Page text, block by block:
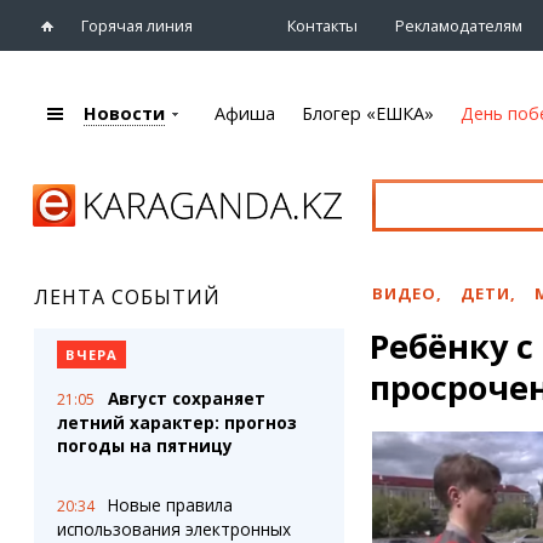
Горячая линия Контакты Рекламодателям
Караганды
eTV
Рассылка новостей
Персоны
Интервью
Афиша
Театры
Спорт
Выставки
Цирк и зоопарк
Лента блогера
Карты
Web-камеры
Новости Афиша Блогер «ЕШКА» День
ЛЕНТА СОБЫТИЙ
ВЧЕРА
21:05
Август сохраняет
летний характер: прогноз
погоды на пятницу
20:34
Новые правила
использования электронных
ВИДЕО, ДЕТИ,
Ребёнку